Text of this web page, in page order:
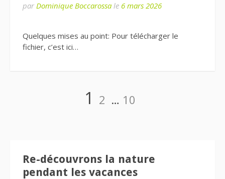
par Dominique Boccarossa le 6 mars 2026
Quelques mises au point: Pour télécharger le
fichier, c’est ici…
Page
1 Page
2 … Page
10
Re-découvrons la nature
pendant les vacances